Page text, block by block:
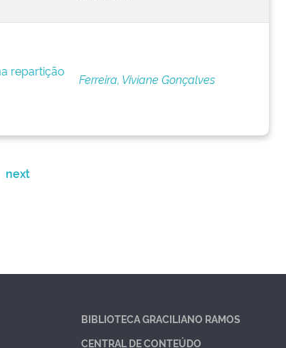
repartição
Ferreira, Viviane Gonçalves
next
BIBLIOTECA GRACILIANO RAMOS
CENTRAL DE CONTEÚDO